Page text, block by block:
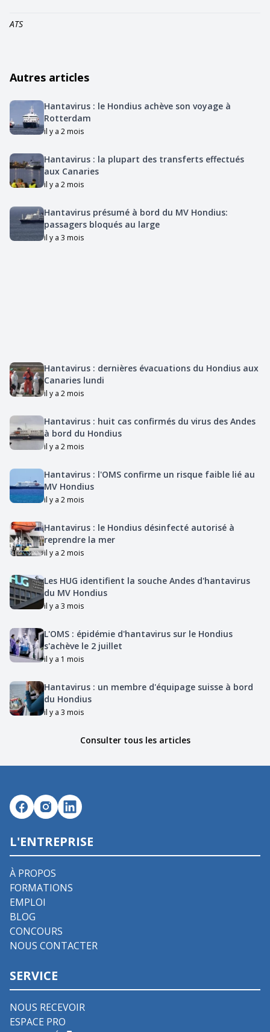
ATS
Autres articles
Hantavirus : le Hondius achève son voyage à
Rotterdam
il y a 2 mois
Hantavirus : la plupart des transferts effectués
aux Canaries
il y a 2 mois
Hantavirus présumé à bord du MV Hondius:
passagers bloqués au large
il y a 3 mois
Hantavirus : dernières évacuations du Hondius aux
Canaries lundi
il y a 2 mois
Hantavirus : huit cas confirmés du virus des Andes
à bord du Hondius
il y a 2 mois
Hantavirus : l'OMS confirme un risque faible lié au
MV Hondius
il y a 2 mois
Hantavirus : le Hondius désinfecté autorisé à
reprendre la mer
il y a 2 mois
Les HUG identifient la souche Andes d'hantavirus
du MV Hondius
il y a 3 mois
L'OMS : épidémie d'hantavirus sur le Hondius
s'achève le 2 juillet
il y a 1 mois
Hantavirus : un membre d'équipage suisse à bord
du Hondius
il y a 3 mois
Consulter tous les articles
L'ENTREPRISE
À PROPOS
FORMATIONS
EMPLOI
BLOG
CONCOURS
NOUS CONTACTER
SERVICE
NOUS RECEVOIR
ESPACE PRO